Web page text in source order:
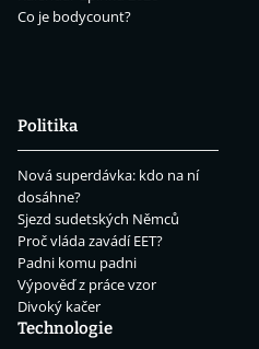
Co je bodycount?
Politika
Nová superdávka: kdo na ní
dosáhne?
Sjezd sudetských Němců
Proč vláda zavádí EET?
Padni komu padni
Výpověď z práce vzor
Divoký kačer
Technologie